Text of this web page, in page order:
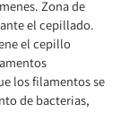
Zona de
el cepillado.
el cepillo
los filamentos se
de bacterias,